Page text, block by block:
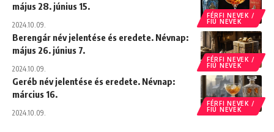
FÉRFI NEVEK /
FIÚ NEVEK
május 28. június 15.
2024.10.09.
FÉRFI NEVEK /
FIÚ NEVEK
Berengár név jelentése és eredete. Névnap:
május 26. június 7.
2024.10.09.
FÉRFI NEVEK /
FIÚ NEVEK
Geréb név jelentése és eredete. Névnap:
március 16.
2024.10.09.